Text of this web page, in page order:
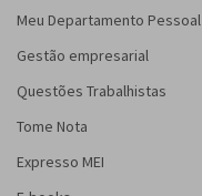
Meu Departamento Pessoal
Gestão empresarial
Questões Trabalhistas
Tome Nota
Expresso MEI